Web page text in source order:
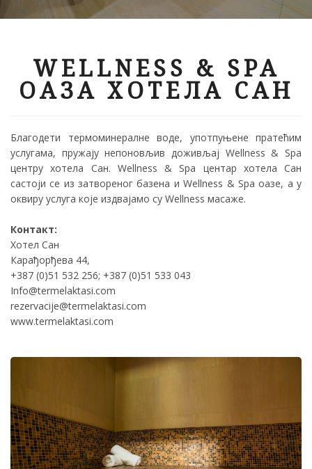
WELLNESS & SPA
OАЗА ХОТЕЛА САН
Благодети термоминералне воде, употпуњене пратећим
услугама, пружају непоновљив доживљај Wellness & Spa
центру хотела Сан. Wellness & Spa центар хотела Сан
састоји се из затвореног базена и Wellness & Spa oазе, а у
оквиру услуга које издвајамо су Wellness масаже.
Контакт:
Хотел Сан
Карађорђева 44,
+387 (0)51 532 256; +387 (0)51 533 043
Info@termelaktasi.com
rezervacije@termelaktasi.com
www.termelaktasi.com